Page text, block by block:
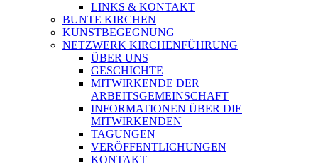
LINKS & KONTAKT
BUNTE KIRCHEN
KUNSTBEGEGNUNG
NETZWERK KIRCHENFÜHRUNG
ÜBER UNS
GESCHICHTE
MITWIRKENDE DER
ARBEITSGEMEINSCHAFT
INFORMATIONEN ÜBER DIE
MITWIRKENDEN
TAGUNGEN
VERÖFFENTLICHUNGEN
KONTAKT